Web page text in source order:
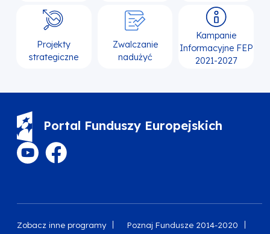
Projekty
strategiczne
Zwalczanie
nadużyć
Kampanie
Informacyjne FEP
2021-2027
Portal Funduszy Europejskich
Zobacz inne programy Poznaj Fundusze 2014-2020